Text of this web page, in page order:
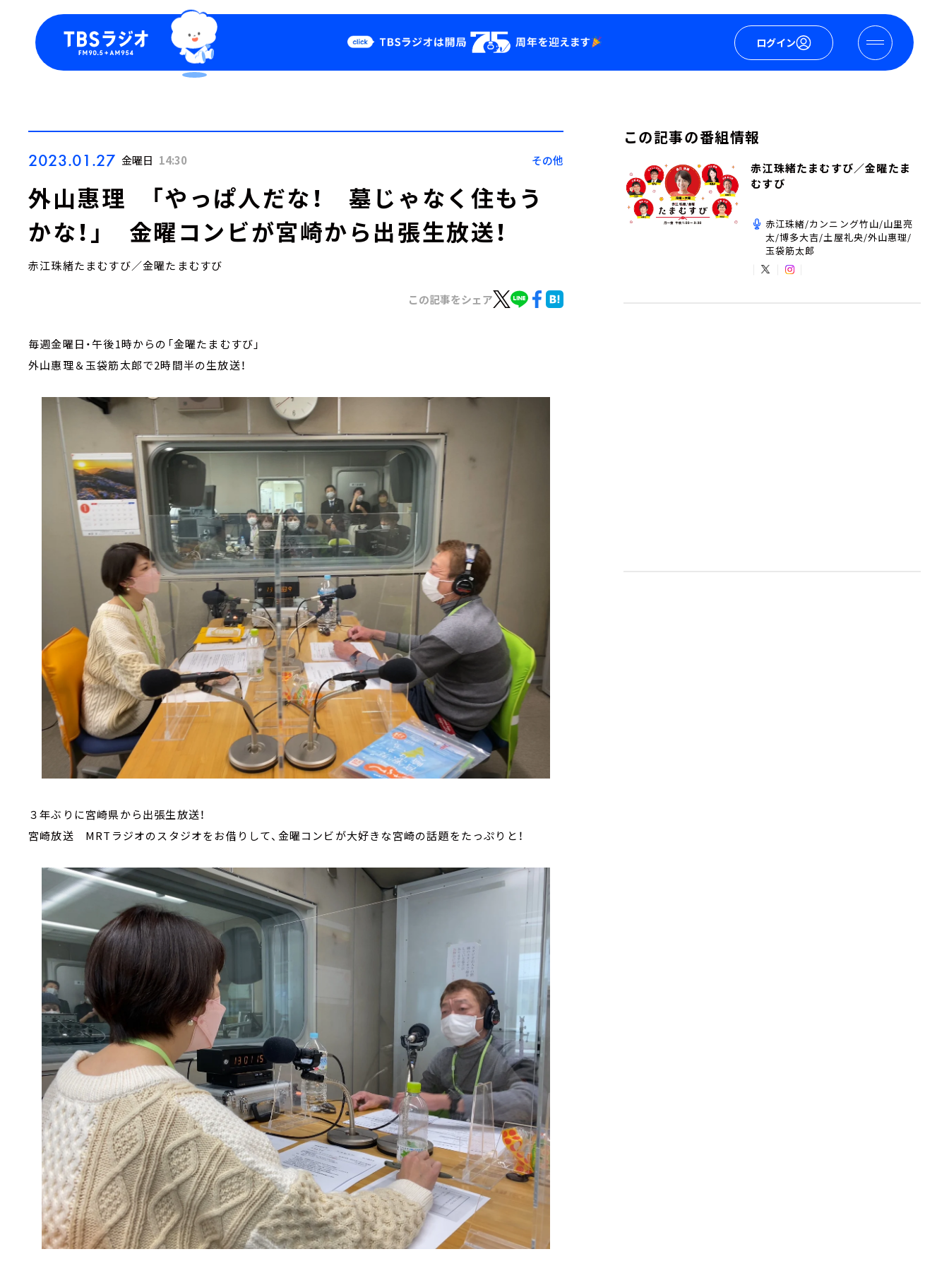
ログイン
Podcast
YouTube
2023.01.27 金曜日 14:30 その他
外山惠理 「やっぱ人だな！ 墓じゃなく住もう
かな！」 金曜コンビが宮崎から出張生放送！
赤江珠緒たまむすび／金曜たまむすび
この記事をシェア
毎週金曜日・午後1時からの「金曜たまむすび」
外山惠理＆玉袋筋太郎で2時間半の生放送！
３年ぶりに宮崎県から出張生放送！
宮崎放送 MRTラジオのスタジオをお借りして、金曜コンビが大好きな宮崎の話題をたっぷりと！
この記事の番組情報
赤江珠緒たまむすび／金曜たま
むすび
赤江珠緒/カンニング竹山/山里亮
太/博多大吉/土屋礼央/外山惠理/
玉袋筋太郎